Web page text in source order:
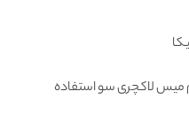
میس لاکچری سو استفاده